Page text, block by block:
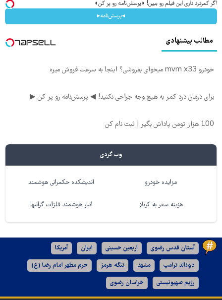
اگر کمردرد داری این فیلم رو ببین! ◗پرسش‌نامه رو پر کن◖
◂پرسش‌نامه▸
مطالب پیشنهادی
خودرو mvm x33 میخوای بفروشی؟ اینجا به سرعت فروش میره
برای درمان درد کمر به هیچ وجه جراحی نکنید! ◀ پرسش‌نامه رو پر کن ▶
100 هزار تومن پاداش بگیر | ثبت نام کن
وب گردی
مزایده خودرو اندیشکده حکمرانی هوشمند
هزینه سفر به کربلا انبار هوشمند فلزات گرانبها
آستان قدس رضوی اربعین حسینی ایران آمریکا
دونالد ترامپ مشهد تنگه هرمز حرم مطهر امام رضا (ع)
رژیم صهیونیستی خراسان رضوی